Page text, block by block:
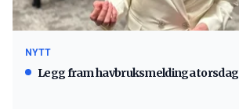
NYTT
Legg fram havbruksmeldinga torsdag